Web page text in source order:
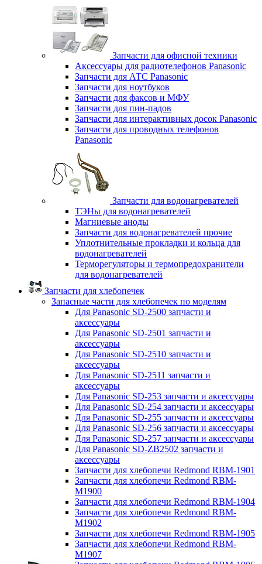
Запчасти для офисной техники
Аксессуары для радиотелефонов Panasonic
Запчасти для АТС Panasonic
Запчасти для ноутбуков
Запчасти для факсов и МФУ
Запчасти для пин-падов
Запчасти для интерактивных досок Panasonic
Запчасти для проводных телефонов
Panasonic
Запчасти для водонагревателей
ТЭНы для водонагревателей
Магниевые аноды
Запчасти для водонагревателей прочие
Уплотнительные прокладки и кольца для
водонагревателей
Терморегуляторы и термопредохранители
для водонагревателей
Запчасти для хлебопечек
Запасные части для хлебопечек по моделям
Для Panasonic SD-2500 запчасти и
аксессуары
Для Panasonic SD-2501 запчасти и
аксессуары
Для Panasonic SD-2510 запчасти и
аксессуары
Для Panasonic SD-2511 запчасти и
аксессуары
Для Panasonic SD-253 запчасти и аксессуары
Для Panasonic SD-254 запчасти и аксессуары
Для Panasonic SD-255 запчасти и аксессуары
Для Panasonic SD-256 запчасти и аксессуары
Для Panasonic SD-257 запчасти и аксессуары
Для Panasonic SD-ZB2502 запчасти и
аксессуары
Запчасти для хлебопечи Redmond RBM-1901
Запчасти для хлебопечи Redmond RBM-
M1900
Запчасти для хлебопечи Redmond RBM-1904
Запчасти для хлебопечи Redmond RBM-
M1902
Запчасти для хлебопечи Redmond RBM-1905
Запчасти для хлебопечи Redmond RBM-
M1907